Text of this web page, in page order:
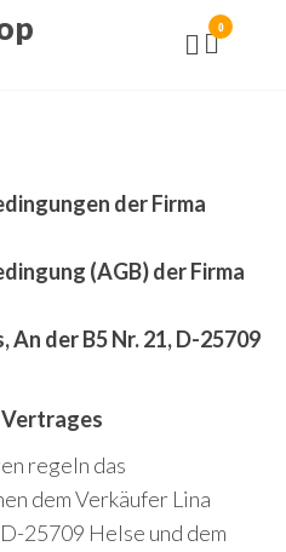
0
der Firma
(AGB) der Firma
An der B5 Nr. 21, D-25709
Vertrages
regeln das
dem Verkäufer Lina
25709 Helse und dem